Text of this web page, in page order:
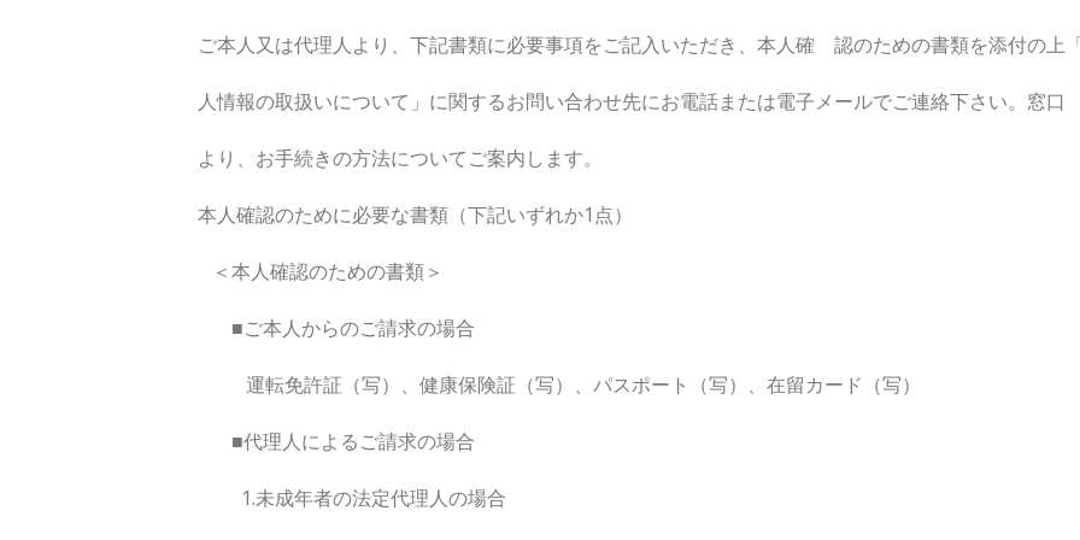
ご本人又は代理人より、下記書類に必要事項をご記入いただき、本人確 認のための書類を添付の上
人情報の取扱いについて」に関するお問い合わせ先にお電話または電子メールでご連絡下さい。窓口
より、お手続きの方法についてご案内します。
本人確認のために必要な書類（下記いずれか1点）
＜本人確認のための書類＞
■ご本人からのご請求の場合
運転免許証（写）、健康保険証（写）、パスポート（写）、在留カード（写）
■代理人によるご請求の場合
1.未成年者の法定代理人の場合